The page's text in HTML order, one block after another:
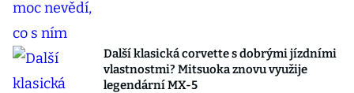
Další klasická corvette s dobrými jízdními
vlastnostmi? Mitsuoka znovu využije
legendární MX-5